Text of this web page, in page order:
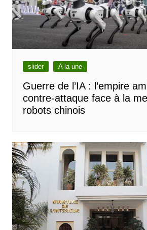
slider A la une
Guerre de l’IA : l’empire
contre-attaque face à la
robots chinois